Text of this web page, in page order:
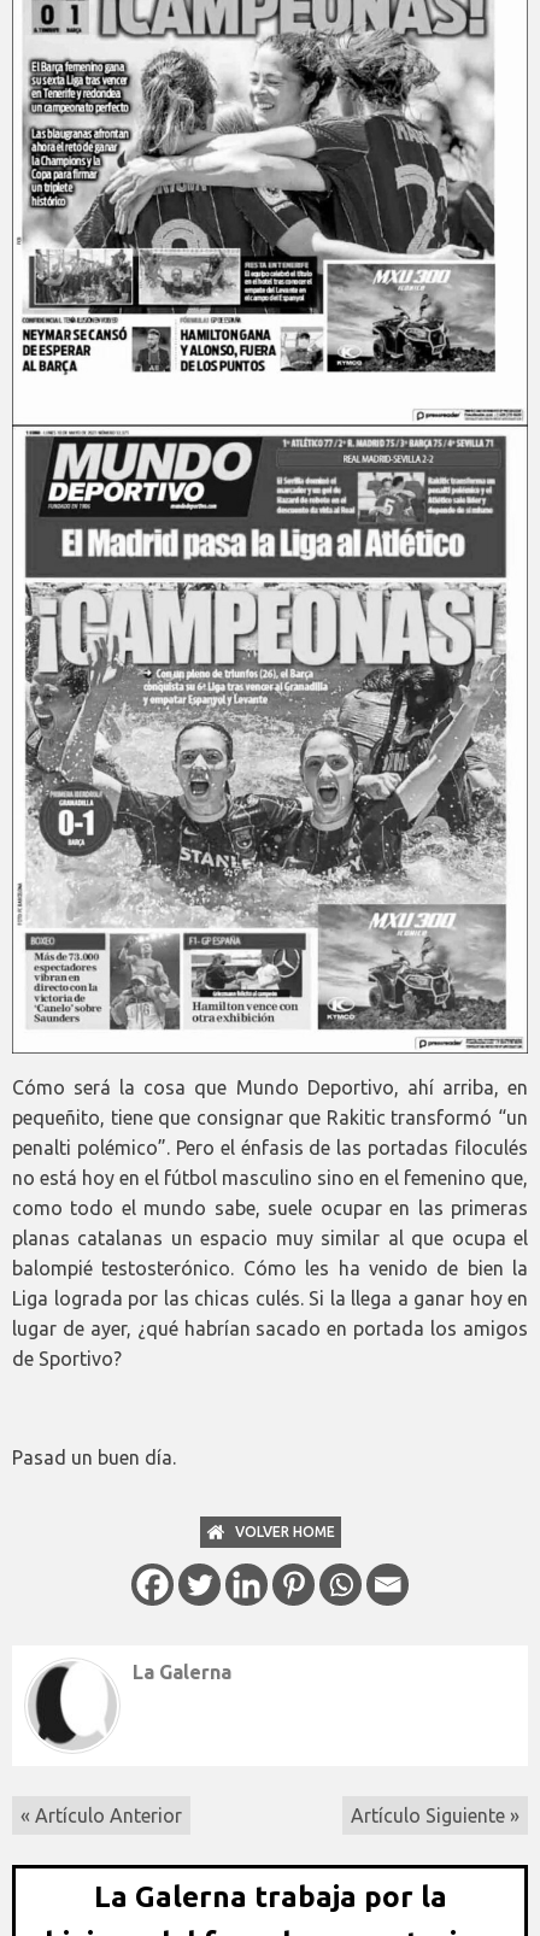
Cómo será la cosa que Mundo Deportivo, ahí arriba, en
pequeñito, tiene que consignar que Rakitic transformó “un
penalti polémico”. Pero el énfasis de las portadas filoculés
no está hoy en el fútbol masculino sino en el femenino que,
como todo el mundo sabe, suele ocupar en las primeras
planas catalanas un espacio muy similar al que ocupa el
balompié testosterónico. Cómo les ha venido de bien la
Liga lograda por las chicas culés. Si la llega a ganar hoy en
lugar de ayer, ¿qué habrían sacado en portada los amigos
de Sportivo?
Pasad un buen día.
VOLVER HOME
La Galerna
« Artículo Anterior Artículo Siguiente »
La Galerna trabaja por la